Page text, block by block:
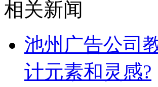
相关新闻
池州广告公司
计元素和灵感?